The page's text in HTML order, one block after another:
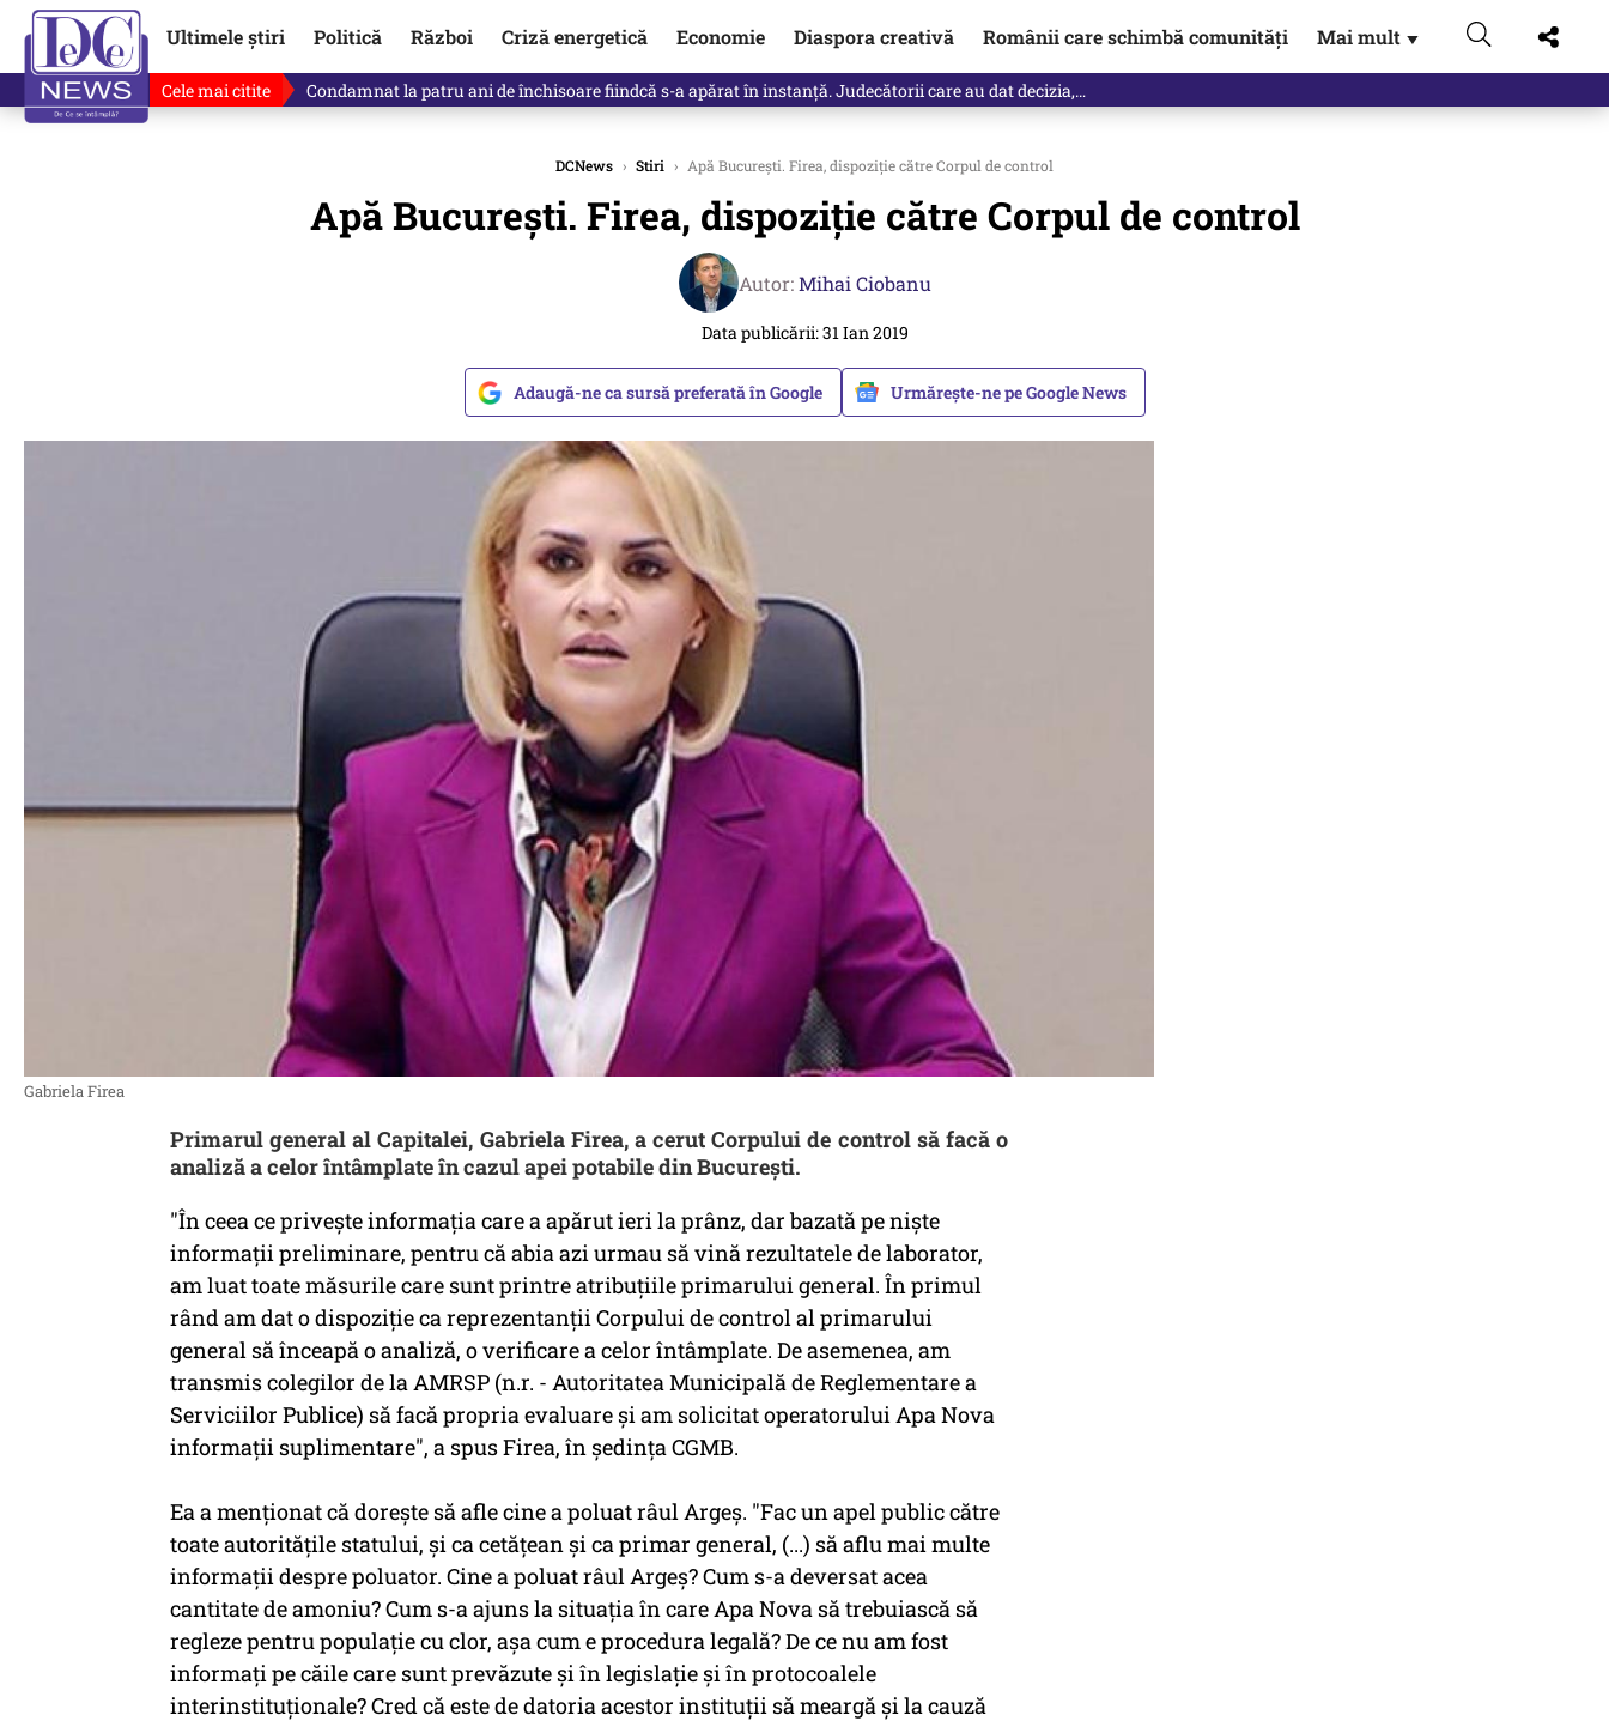
Ultimele știri Politică Război Criză energetică Economie Diaspora creativă Românii care schimbă comunități Mai mult ▼
Cele mai citite Singurul lucru care l-ar putea clinti pe Ilie Bolojan de la Palatul Victoria. Verdictul lui Bogdan Chirieac
DCNews › Stiri › Apă Bucureşti. Firea, dispoziţie către Corpul de control
Apă Bucureşti. Firea, dispoziţie către Corpul de control
Autor:Mihai Ciobanu
Data publicării: 31 Ian 2019
Adaugă-ne ca sursă preferată în Google Urmărește-ne pe Google News
Gabriela Firea
Primarul general al Capitalei, Gabriela Firea, a cerut Corpului de control să facă o
analiză a celor întâmplate în cazul apei potabile din Bucureşti.
"În ceea ce priveşte informaţia care a apărut ieri la prânz, dar bazată pe nişte
informaţii preliminare, pentru că abia azi urmau să vină rezultatele de laborator,
am luat toate măsurile care sunt printre atribuţiile primarului general. În primul
rând am dat o dispoziţie ca reprezentanţii Corpului de control al primarului
general să înceapă o analiză, o verificare a celor întâmplate. De asemenea, am
transmis colegilor de la AMRSP (n.r. - Autoritatea Municipală de Reglementare a
Serviciilor Publice) să facă propria evaluare şi am solicitat operatorului Apa Nova
informaţii suplimentare", a spus Firea, în şedinţa CGMB.
Ea a menţionat că doreşte să afle cine a poluat râul Argeş. "Fac un apel public către
toate autorităţile statului, şi ca cetăţean şi ca primar general, (...) să aflu mai multe
informaţii despre poluator. Cine a poluat râul Argeş? Cum s-a deversat acea
cantitate de amoniu? Cum s-a ajuns la situaţia în care Apa Nova să trebuiască să
regleze pentru populaţie cu clor, aşa cum e procedura legală? De ce nu am fost
informaţi pe căile care sunt prevăzute şi în legislaţie şi în protocoalele
interinstituţionale? Cred că este de datoria acestor instituţii să meargă şi la cauză